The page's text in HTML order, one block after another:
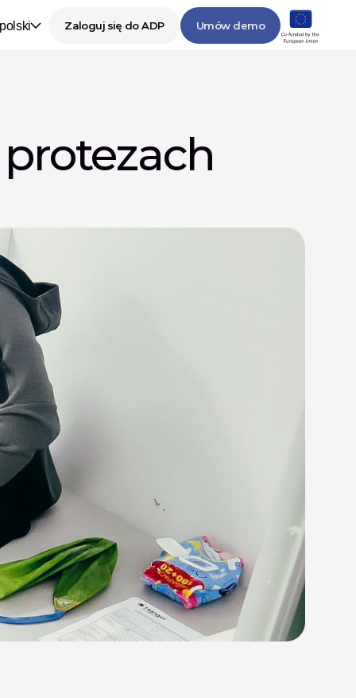
Zaloguj się do ADP Umów demo
protezach